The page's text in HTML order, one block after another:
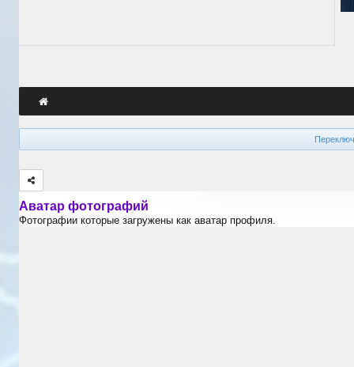
Аватар фотографий
Фотографии которые загружены как аватар профиля.